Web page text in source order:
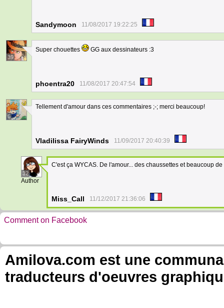
Sandymoon 11/08/2017 19:22:25
39
Super chouettes GG aux dessinateurs :3
phoentra20 11/08/2017 20:47:54
6
Tellement d'amour dans ces commentaires ;-; merci beaucoup!
Vladilissa FairyWinds 11/09/2017 20:40:39
32
Author
C'est ça WYCAS. De l'amour... des chaussettes et beaucoup
Miss_Call 11/12/2017 21:36:06
Comment on Facebook
Amilova.com est une
traducteurs d'oeuvres